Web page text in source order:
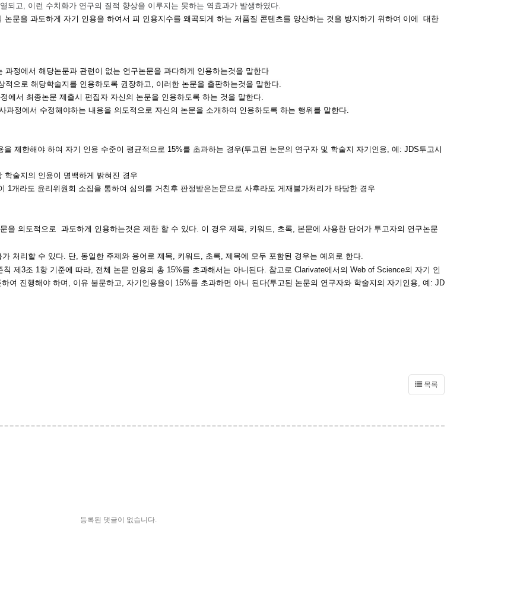
되고, 이런 수치화가 연구의 질적 향상을 이루지는 못하는 역효과가 발생하였다.
문을 과도하게 자기 인용을 하여서 피 인용지수를 왜곡되게 하는 저품질 콘텐츠를 양산하는 것을 방지하기 위하여 이에 대한
과정에서 해당논문과 관련이 없는 연구논문을 과다하게 인용하는것을 말한다
적으로 해당학술지를 인용하도록 권장하고, 이러한 논문을 출판하는것을 말한다.
에서 최종논문 제출시 편집자 자신의 논문을 인용하도록 하는 것을 말한다.
과정에서 수정해야하는 내용을 의도적으로 자신의 논문을 소개하여 인용하도록 하는 행위를 말한다.
을 제한해야 하여 자기 인용 수준이 평균적으로 15%를 초과하는 경우(투고된 논문의 연구자 및 학술지 자기인용, 예: JDS투고시
학술지의 인용이 명백하게 밝혀진 경우
1개라도 윤리위원회 소집을 통하여 심의를 거친후 판정받은논문으로 사후라도 게재불가처리가 타당한 경우
을 의도적으로 과도하게 인용하는것은 제한 할 수 있다. 이 경우 제목, 키워드, 초록, 본문에 사용한 단어가 투고자의 연구논문
처리할 수 있다. 단, 동일한 주제와 용어로 제목, 키워드, 초록, 제목에 모두 포함된 경우는 예외로 한다.
제3조 1항 기준에 따라, 전체 논문 인용의 총 15%를 초과해서는 아니된다. 참고로 Clarivate에서의 Web of Science의 자기 인
여 진행해야 하며, 이유 불문하고, 자기인용율이 15%를 초과하면 아니 된다(투고된 논문의 연구자와 학술지의 자기인용, 예: JD
목록
등록된 댓글이 없습니다.